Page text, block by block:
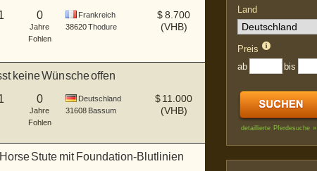
0
Jahre
Fohlen
Frankreich
38620Thodure
$8.700
(VHB)
keine Wünsche offen
0
Jahre
Fohlen
Deutschland
31608 Bassum
$ 11.000
(VHB)
Stute mit Foundation-Blutlinien
Land
Preis
ab
bis
detaillierte Pferdesuche »